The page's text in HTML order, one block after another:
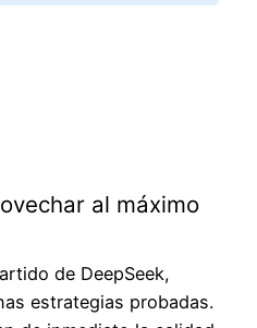
al máximo
de DeepSeek,
estrategias probadas.